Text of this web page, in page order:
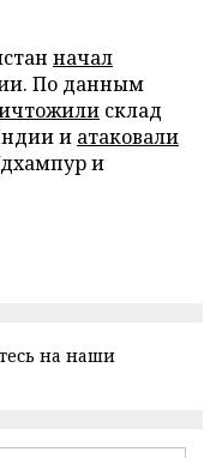
начал
По данным
склад
и атаковали
и
на наши